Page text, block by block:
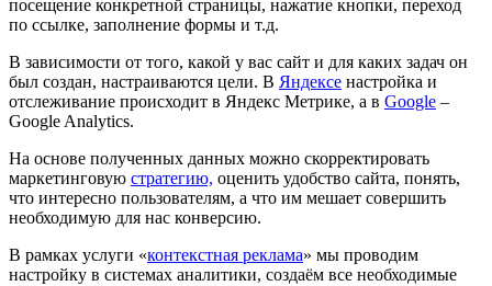
посещение конкретной страницы, нажатие кнопки, переход
по ссылке, заполнение формы и т.д.
В зависимости от того, какой у вас сайт и для каких задач он
был создан, настраиваются цели. В Яндексе настройка и
отслеживание происходит в Яндекс Метрике, а в Google –
Google Analytics.
На основе полученных данных можно скорректировать
маркетинговую стратегию, оценить удобство сайта, понять,
что интересно пользователям, а что им мешает совершить
необходимую для нас конверсию.
В рамках услуги «контекстная реклама» мы проводим
настройку в системах аналитики, создаём все необходимые